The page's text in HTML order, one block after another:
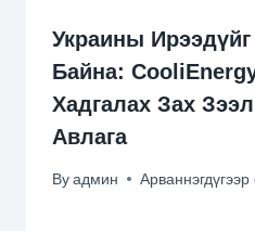
Украины
Байна:
Хадгалах Зах
Авлага
By админ